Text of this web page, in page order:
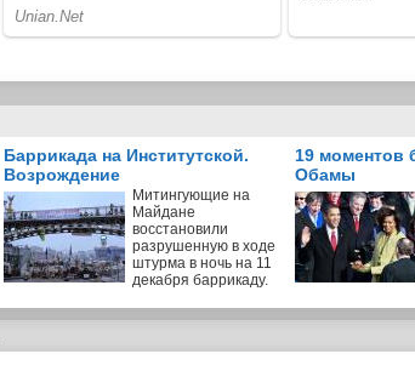
Баррикада на Институтской.
Возрождение
Митингующие на
Майдане
восстановили
разрушенную в ходе
штурма в ночь на 11
декабря баррикаду.
19 моментов
Обамы